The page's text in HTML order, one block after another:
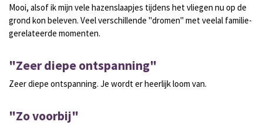
Mooi, alsof ik mijn vele hazenslaapjes tijdens het vliegen nu op de
grond kon beleven. Veel verschillende "dromen" met veelal familie-
gerelateerde momenten.
"Zeer diepe ontspanning"
Zeer diepe ontspanning. Je wordt er heerlijk loom van.
"Zo voorbij"